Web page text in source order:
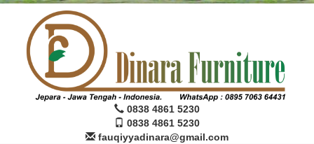
0838 4861 5230
0838 4861 5230
fauqiyyadinara@gmail.com